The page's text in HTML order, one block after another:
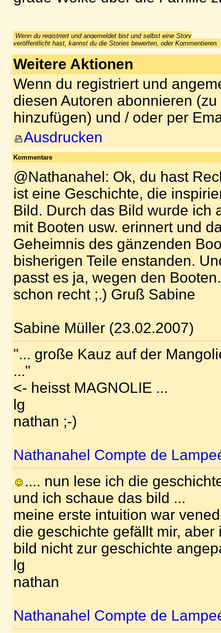
Wenn du registriert und angemeldet bist und selbst eine Story
veröffentlicht hast, kannst du die Stories bewerten, oder Kommentieren.
Weitere Aktionen
Wenn du registriert und
diesen Autoren abonnieren
hinzufügen) und / oder per
Ausdrucken
Kommentare
@Nathanahel: Ok, du hast
ist eine Geschichte, die
Bild. Durch das Bild wurde ich
mit Booten usw. erinnert und
Geheimnis des gänzenden
bisherigen Teile enstanden.
passt es ja, wegen den
schon recht ;.) Gruß Sabine
Sabine Müller (23.02.2007)
"... große Kauz auf der
..."
<- heisst MAGNOLIE ...
lg
nathan ;-)
Nathanahel Compte de
.... nun lese ich die
und ich schaue das bild ...
meine erste intuition war
die geschichte gefällt mir, aber
bild nicht zur geschichte
lg
nathan
Nathanahel Compte de